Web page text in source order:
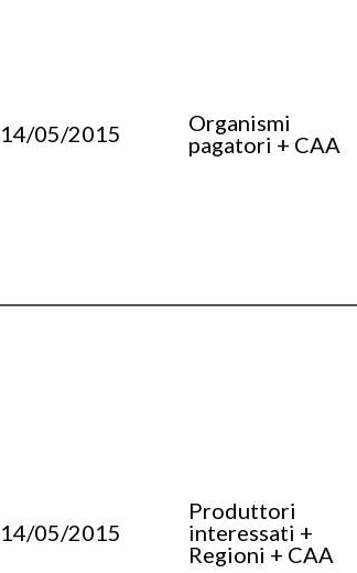
14/05/2015
Organismi
pagatori + CAA
14/05/2015
Produttori
interessati +
Regioni + CAA